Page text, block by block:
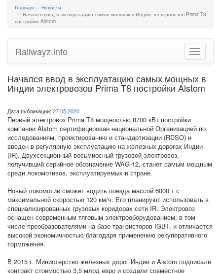
Главная
Новости
Начался ввод в эксплуатацию самых мощных в Индии электровозов Prima T8
постройки Alstom
Toggle
Railwayz.info
Начался ввод в эксплуатацию самых мощных в
Индии электровозов Prima T8 постройки Alstom
Дата публикации: 27.05.2020
Первый электровоз Prima T8 мощностью 8700 кВт постройки
компании Alstom сертифицирован национальной Организацией по
исследованиям, проектированию и стандартизации (RDSO) и
введен в регулярную эксплуатацию на железных дорогах Индии
(IR). Двухсекционный восьмиосный грузовой электровоз,
получивший серийное обозначение WAG-12, станет самым мощным
среди локомотивов, эксплуатируемых в стране.
Новый локомотив сможет водить поезда массой 6000 т с
максимальной скоростью 120 км/ч. Его планируют использовать в
специализированных грузовых коридорах сети IR. Электровоз
оснащен современным тяговым электрооборудованием, в том
числе преобразователями на базе транзисторов IGBT, и отличается
высокой экономичностью благодаря применению рекуперативного
торможения.
В 2015 г. Министерство железных дорог Индии и Alstom подписали
контракт стоимостью 3,5 млрд евро и создали совместное